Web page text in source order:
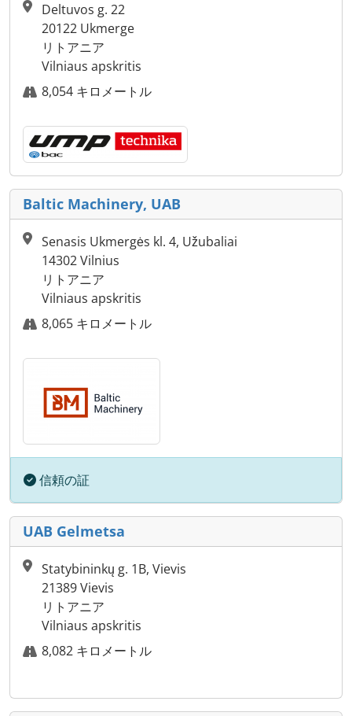
Deltuvos g. 22
20122 Ukmerge
リトアニア
Vilniaus apskritis
8,054 キロメートル
Baltic Machinery, UAB
Senasis Ukmergės kl. 4, Užubaliai
14302 Vilnius
リトアニア
Vilniaus apskritis
8,065 キロメートル
信頼の証
UAB Gelmetsa
Statybininkų g. 1B, Vievis
21389 Vievis
リトアニア
Vilniaus apskritis
8,082 キロメートル